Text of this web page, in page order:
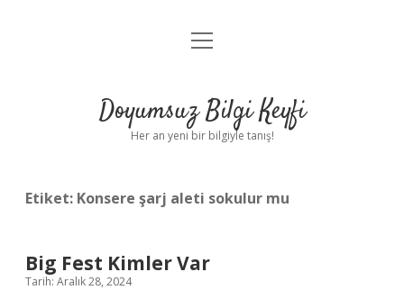
Anasayfa
Yasal Uyarı
menüyü
Doyumsuz Bilgi Keyfi
Her an yeni bir bilgiyle tanış!
Etiket: Konsere şarj aleti sokulur mu
Big Fest Kimler Var
Tarih: Aralık 28, 2024